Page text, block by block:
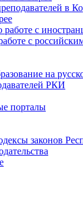
в
с
с
на
РКИ
порталы
законов